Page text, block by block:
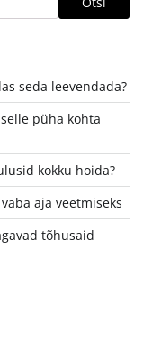
seda leevendada?
püha kohta
kokku hoida?
aja veetmiseks
tõhusaid